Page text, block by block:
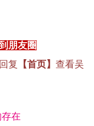
朋友圈
复 【首页】 查看吴
在